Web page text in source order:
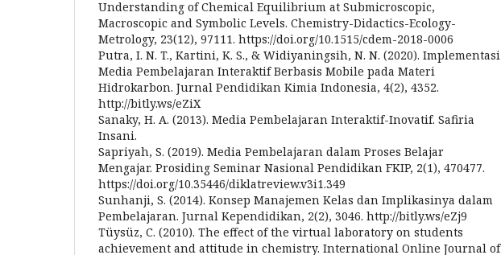
Understanding of Chemical Equilibrium at Submicroscopic,
Macroscopic and Symbolic Levels. Chemistry-Didactics-Ecology-
Metrology, 23(12), 97111. https://doi.org/10.1515/cdem-2018-0006
Putra, I. N. T., Kartini, K. S., & Widiyaningsih, N. N. (2020). Implementasi
Media Pembelajaran Interaktif Berbasis Mobile pada Materi
Hidrokarbon. Jurnal Pendidikan Kimia Indonesia, 4(2), 4352.
http://bitly.ws/eZiX
Sanaky, H. A. (2013). Media Pembelajaran Interaktif-Inovatif. Safiria
Insani.
Sapriyah, S. (2019). Media Pembelajaran dalam Proses Belajar
Mengajar. Prosiding Seminar Nasional Pendidikan FKIP, 2(1), 470477.
https://doi.org/10.35446/diklatreview.v3i1.349
Sunhanji, S. (2014). Konsep Manajemen Kelas dan Implikasinya dalam
Pembelajaran. Jurnal Kependidikan, 2(2), 3046. http://bitly.ws/eZj9
Tüysüz, C. (2010). The effect of the virtual laboratory on students
achievement and attitude in chemistry. International Online Journal of